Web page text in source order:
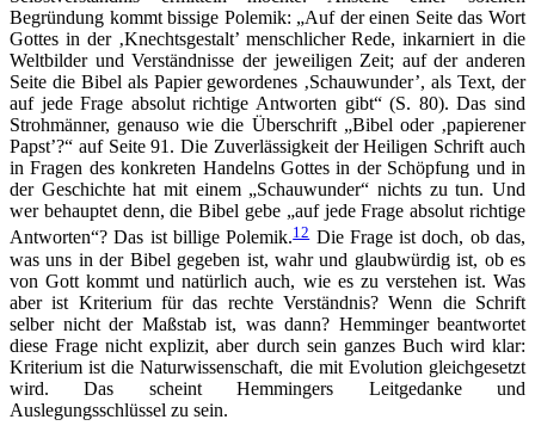
Begründung kommt bissige Polemik: „Auf der einen Seite das Wort
Gottes in der ‚Knechtsgestalt’ menschlicher Rede, inkarniert in die
Weltbilder und Verständnisse der jeweiligen Zeit; auf der anderen
Seite die Bibel als Papier gewordenes ‚Schauwunder’, als Text, der
auf jede Frage absolut richtige Antworten gibt“ (S. 80). Das sind
Strohmänner, genauso wie die Überschrift „Bibel oder ‚papierener
Papst’?“ auf Seite 91. Die Zuverlässigkeit der Heiligen Schrift auch
in Fragen des konkreten Handelns Gottes in der Schöpfung und in
der Geschichte hat mit einem „Schauwunder“ nichts zu tun. Und
wer behauptet denn, die Bibel gebe „auf jede Frage absolut richtige
Antworten“? Das ist billige Polemik.12Die Frage ist doch, ob das,
was uns in der Bibel gegeben ist, wahr und glaubwürdig ist, ob es
von Gott kommt und natürlich auch, wie es zu verstehen ist. Was
aber ist Kriterium für das rechte Verständnis? Wenn die Schrift
selber nicht der Maßstab ist, was dann? Hemminger beantwortet
diese Frage nicht explizit, aber durch sein ganzes Buch wird klar:
Kriterium ist die Naturwissenschaft, die mit Evolution gleichgesetzt
wird. Das scheint Hemmingers Leitgedanke und
Auslegungsschlüssel zu sein.